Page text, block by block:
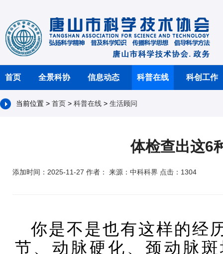
首页 全景科协 信息动态 科普在线 科创工作
当前位置 > 首页 > 科普在线 > 生活顾问
体检查出这6
添加时间：2025-11-27 作者： 来源：中科科界 点击：1304
你是不是也有这样的经
节、动脉硬化、颈动脉